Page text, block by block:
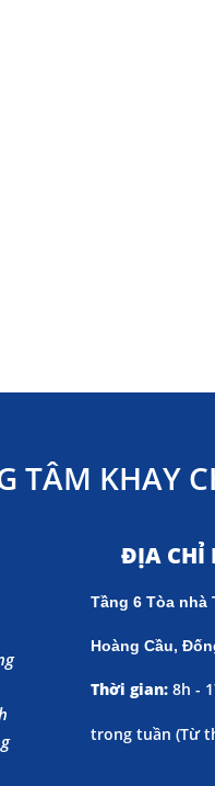
TÂM KHAY
ĐỊA CHỈ
Tầng 6 Tòa nhà
Hoàng Cầu,
Thời gian: 8h -
trong tuần (Từ